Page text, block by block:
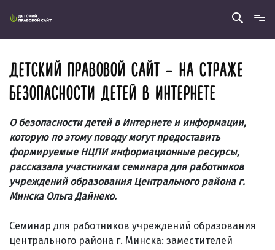
ДЕТСКИЙ ПРАВОВОЙ САЙТ – НА СТРАЖЕ
БЕЗОПАСНОСТИ ДЕТЕЙ В ИНТЕРНЕТЕ
О безопасности детей в Интернете и информации,
которую по этому поводу могут предоставить
формируемые НЦПИ информационные ресурсы,
рассказала участникам семинара для работников
учреждений образования Центрального района г.
Минска Ольга Дайнеко.
Семинар для работников учреждений образования
центрального района г. Минска: заместителей